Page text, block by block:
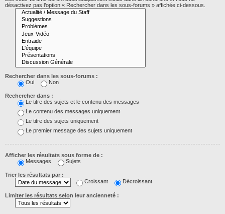
désactivez pas l’option « Rechercher dans les sous-forums » affichée ci-dessous.
Rechercher dans les sous-forums :
Oui
Non
Rechercher dans :
Le titre des sujets et le contenu des messages
Le contenu des messages uniquement
Le titre des sujets uniquement
Le premier message des sujets uniquement
Afficher les résultats sous forme de :
Messages
Sujets
Trier les résultats par :
Croissant
Décroissant
Limiter les résultats selon leur ancienneté :